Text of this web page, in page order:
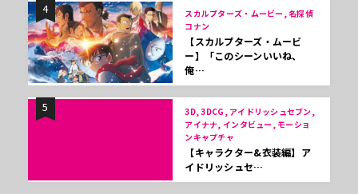
4
スカルプターズ・ムービー, 名探偵
コナン
【スカルプターズ・ムービ
ー】「このシーンいいね、
俺…
5
3D, 3DCG, アイドリッシュセブン,
アイナナ, インタビュー, モーショ
ンキャプチャ
【キャラクター&衣装編】ア
イドリッシュセ…